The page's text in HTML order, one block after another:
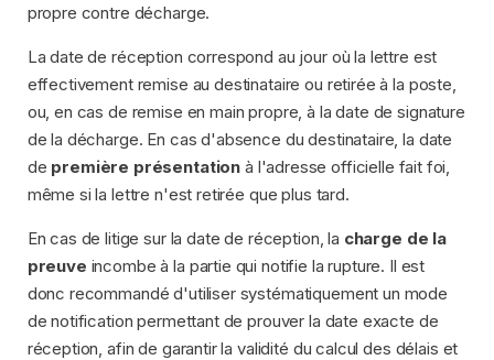
propre contre décharge.
La date de réception correspond au jour où la lettre est
effectivement remise au destinataire ou retirée à la poste,
ou, en cas de remise en main propre, à la date de signature
de la décharge. En cas d'absence du destinataire, la date
de première présentation à l'adresse officielle fait foi,
même si la lettre n'est retirée que plus tard.
En cas de litige sur la date de réception, la charge de la
preuve incombe à la partie qui notifie la rupture. Il est
donc recommandé d'utiliser systématiquement un mode
de notification permettant de prouver la date exacte de
réception, afin de garantir la validité du calcul des délais et